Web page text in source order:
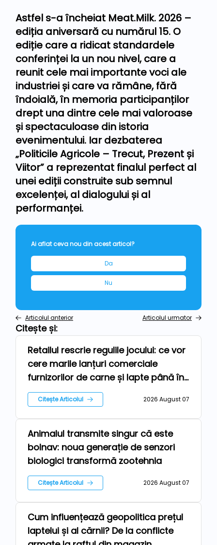
Astfel s-a încheiat Meat.Milk. 2026 –
ediția aniversară cu numărul 15. O
ediție care a ridicat standardele
conferinței la un nou nivel, care a
reunit cele mai importante voci ale
industriei și care va rămâne, fără
îndoială, în memoria participanților
drept una dintre cele mai valoroase
și spectaculoase din istoria
evenimentului. Iar dezbaterea
„Politicile Agricole – Trecut, Prezent și
Viitor” a reprezentat finalul perfect al
unei ediții construite sub semnul
excelenței, al dialogului și al
performanței.
Ai aflat ceva nou din acest articol?
Da
Nu
Articolul anterior Articolul urmator
Citește și:
Repere
Retailul rescrie regulile jocului: ce vor
cere marile lanțuri comerciale
furnizorilor de carne și lapte până în
2030
Citește Articolul 2026 August 07
Tehnologii
Animalul transmite singur că este
bolnav: noua generație de senzori
biologici transformă zootehnia
Citește Articolul 2026 August 07
Stiri
Cum influențează geopolitica prețul
laptelui și al cărnii? De la conflicte